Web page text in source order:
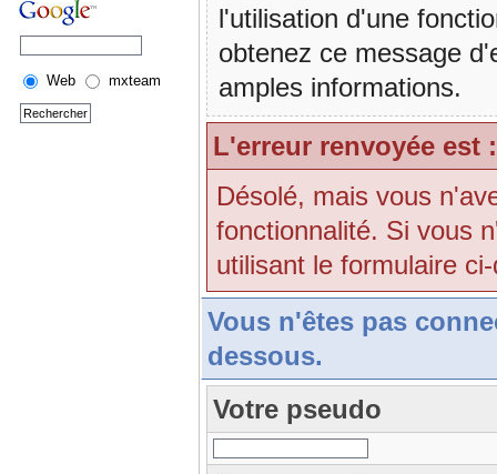
Web mxteam
l'utilisation d'une
obtenez ce message
amples informations.
L'erreur renvoyée est :
Désolé, mais vous
fonctionnalité. Si vous
utilisant le formulaire
Vous n'êtes pas
dessous.
Votre pseudo